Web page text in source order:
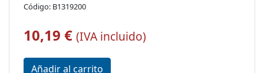
Código: B1319200
10,19 € (IVA incluido)